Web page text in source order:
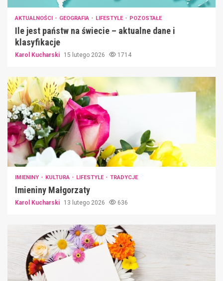
AKTUALNOŚCI GEOGRAFIA LIFESTYLE POZOSTAŁE
Ile jest państw na świecie – aktualne dane i
klasyfikacje
Karol Kucharski 15 lutego 2026 1714
IMIENINY KULTURA LIFESTYLE TRADYCJE
Imieniny Małgorzaty
Karol Kucharski 13 lutego 2026 636